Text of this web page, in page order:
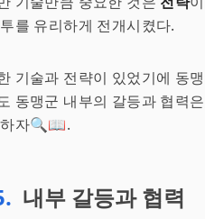
를 유리하게 전개시켰다.
기술과 전략이 있었기에 동
동맹군 내부의 갈등과 협력
자🔍📖.
. 내부 갈등과 협력